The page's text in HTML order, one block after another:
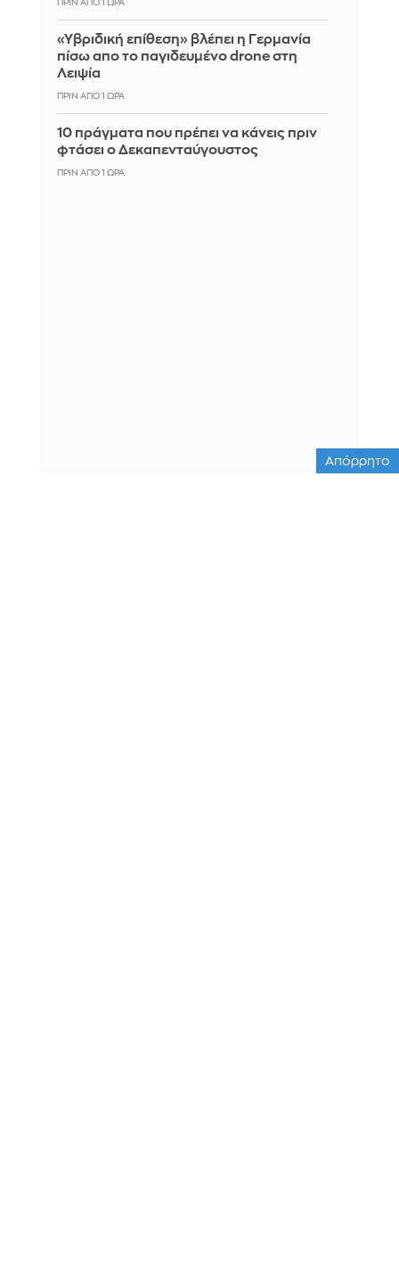
ΠΡΙΝ ΑΠΌ 1 ΏΡΑ
«Υβριδική επίθεση» βλέπει η Γερμανία
πίσω απο το παγιδευμένο drone στη
Λειψία
ΠΡΙΝ ΑΠΌ 1 ΏΡΑ
10 πράγματα που πρέπει να κάνεις πριν
φτάσει ο Δεκαπενταύγουστος
ΠΡΙΝ ΑΠΌ 1 ΏΡΑ
Απόρρητο